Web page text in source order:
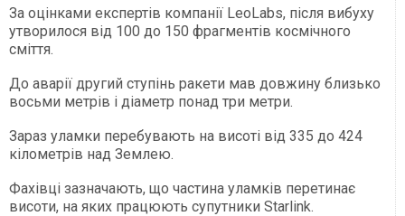
За оцінками експертів компанії LeoLabs, після вибуху
утворилося від 100 до 150 фрагментів космічного
сміття.
До аварії другий ступінь ракети мав довжину близько
восьми метрів і діаметр понад три метри.
Зараз уламки перебувають на висоті від 335 до 424
кілометрів над Землею.
Фахівці зазначають, що частина уламків перетинає
висоти, на яких працюють супутники Starlink.